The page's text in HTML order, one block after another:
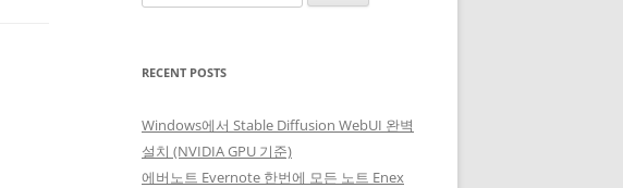
for:
RECENT POSTS
Windows에서 Stable Diffusion WebUI 완벽
설치 (NVIDIA GPU 기준)
에버노트 Evernote 한번에 모든 노트 Enex